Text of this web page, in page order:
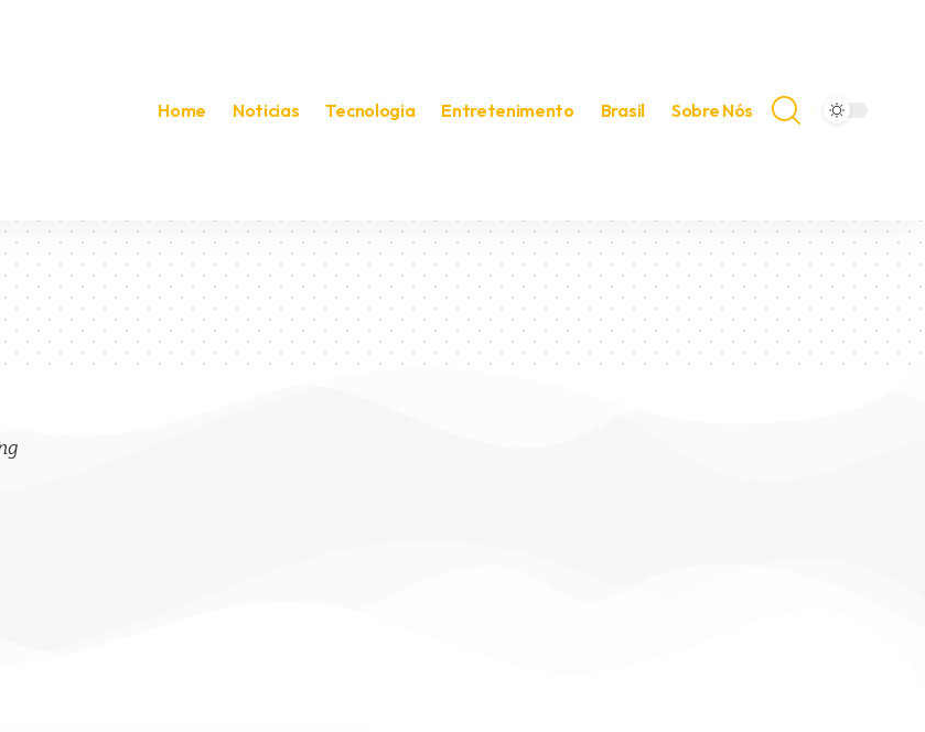
Home Noticias Tecnologia Entretenimento Brasil Sobre Nós